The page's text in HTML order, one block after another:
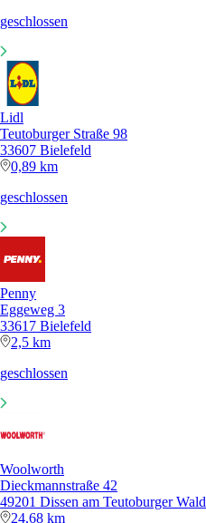
geschlossen
Lidl
Teutoburger Straße 98
33607 Bielefeld
0,89 km
geschlossen
Penny
Eggeweg 3
33617 Bielefeld
2,5 km
geschlossen
Woolworth
Dieckmannstraße 42
49201 Dissen am Teutoburger Wald
24,68 km